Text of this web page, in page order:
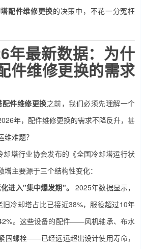
配件维修更换的决策中，不花一分冤枉
年最新数据：为什
件维修更换的需求
配件维修更换之前，我们必须先理解一个
年，配件维修更换的需求不降反升，甚
难题？
却塔行业协会发布的《全国冷却塔运行状
主要源于三个结构性变化：
进入"集中爆发期"。 2025年数据显示，
旧冷却塔占比已接近38%，服役超过10年
。这些设备的配件——风机轴承、布水
固螺栓——已经远远超出设计使用寿命，